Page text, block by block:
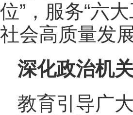
位”，服务“六
社会高质量发展
深化政治机
教育引导广